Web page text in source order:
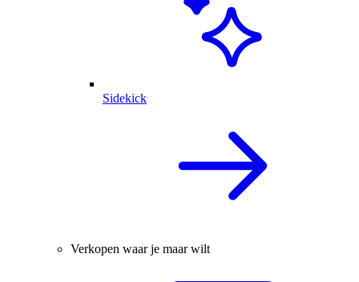
Sidekick
Verkopen waar je maar wilt